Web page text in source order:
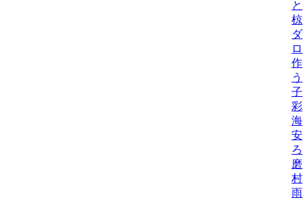
と
椋
ダ
ロ
作
う
子/
彩
海
安
ろ
磨
村
雨